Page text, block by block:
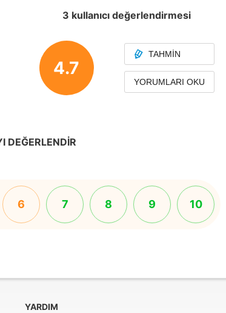
3 kullanıcı değerlendirmesi
4.7
TAHMIN
YORUMLARI OKU
DEĞERLENDIR
6 7 8 9 10
YARDIM